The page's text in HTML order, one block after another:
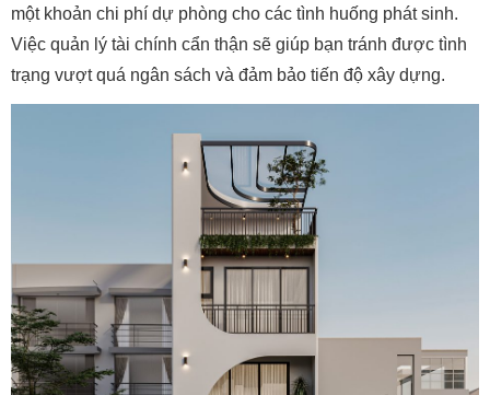
một khoản chi phí dự phòng cho các tình huống phát sinh.
Việc quản lý tài chính cẩn thận sẽ giúp bạn tránh được tình
trạng vượt quá ngân sách và đảm bảo tiến độ xây dựng.